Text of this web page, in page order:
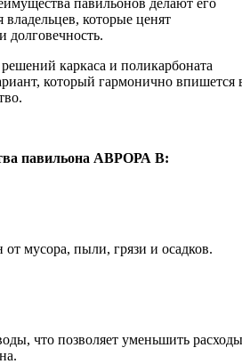
которые ценят
долговечность.
каркаса и поликарбоната
который гармонично впишется
павильона АВРОРА В:
от мусора, пыли, грязи и осадков.
что позволяет уменьшить расходы